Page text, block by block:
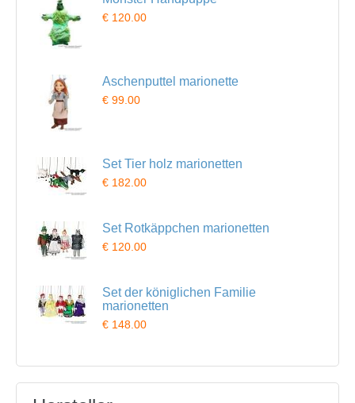
€ 120.00
Aschenputtel marionette
€ 99.00
Set Tier holz marionetten
€ 182.00
Set Rotkäppchen marionetten
€ 120.00
Set der königlichen Familie
marionetten
€ 148.00